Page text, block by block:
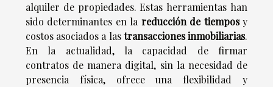
alquiler de propiedades. Estas herramientas han
sido determinantes en la reducción de tiemposy
costos asociados a lastransacciones inmobiliarias.
En la actualidad, la capacidad de firmar
contratos de manera digital, sin la necesidad de
presencia física, ofrece una flexibilidad y